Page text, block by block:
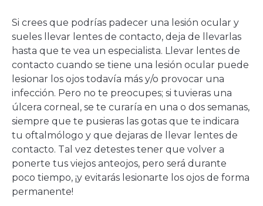
Si crees que podrías padecer una lesión ocular y
sueles llevar lentes de contacto, deja de llevarlas
hasta que te vea un especialista. Llevar lentes de
contacto cuando se tiene una lesión ocular puede
lesionar los ojos todavía más y/o provocar una
infección. Pero no te preocupes; si tuvieras una
úlcera corneal, se te curaría en una o dos semanas,
siempre que te pusieras las gotas que te indicara
tu oftalmólogo y que dejaras de llevar lentes de
contacto. Tal vez detestes tener que volver a
ponerte tus viejos anteojos, pero será durante
poco tiempo, ¡y evitarás lesionarte los ojos de forma
permanente!